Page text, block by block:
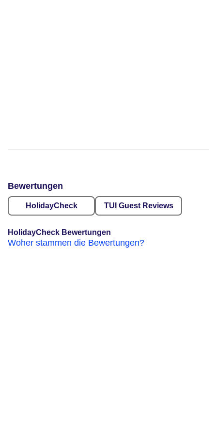
Bewertungen
HolidayCheck TUI Guest Reviews
HolidayCheck Bewertungen
Woher stammen die Bewertungen?